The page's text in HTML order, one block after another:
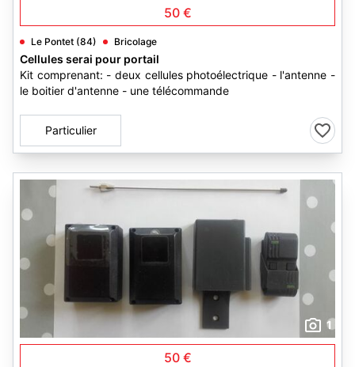
50 €
Le Pontet (84) Bricolage
Cellules serai pour portail
Kit comprenant: - deux cellules photoélectrique - l'antenne -
le boitier d'antenne - une télécommande
Particulier
1
50 €